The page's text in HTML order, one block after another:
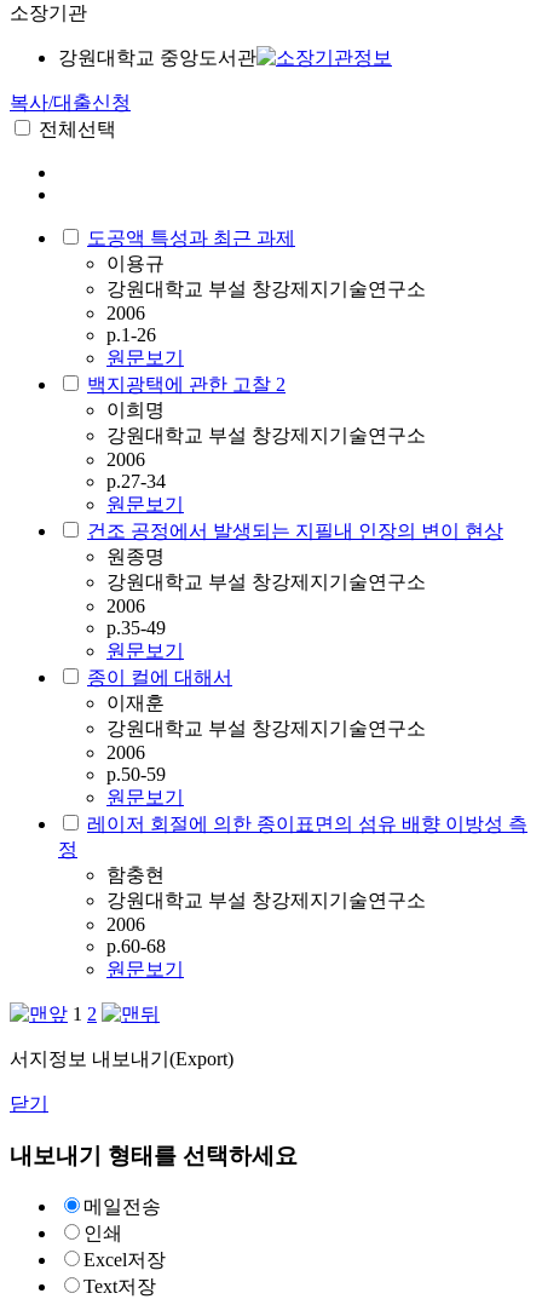
소장기관
강원대학교 중앙도서관
복사/대출신청
전체선택
도공액 특성과 최근 과제
이용규
강원대학교 부설 창강제지기술연구소
2006
p.1-26
원문보기
백지광택에 관한 고찰 2
이희명
강원대학교 부설 창강제지기술연구소
2006
p.27-34
원문보기
건조 공정에서 발생되는 지필내 인장의 변이 현상
원종명
강원대학교 부설 창강제지기술연구소
2006
p.35-49
원문보기
종이 컬에 대해서
이재훈
강원대학교 부설 창강제지기술연구소
2006
p.50-59
원문보기
레이저 회절에 의한 종이표면의 섬유 배향 이방성 측
정
함충현
강원대학교 부설 창강제지기술연구소
2006
p.60-68
원문보기
1 2
서지정보 내보내기(Export)
닫기
내보내기 형태를 선택하세요
메일전송
인쇄
Excel저장
Text저장